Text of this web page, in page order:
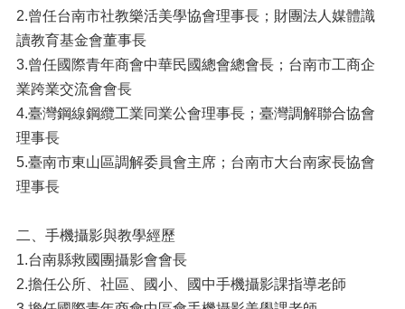
2.曾任台南市社教樂活美學協會理事長；財團法人媒體識
讀教育基金會董事長
3.曾任國際青年商會中華民國總會總會長；台南市工商企
業跨業交流會會長
4.臺灣鋼線鋼纜工業同業公會理事長；臺灣調解聯合協會
理事長
5.臺南市東山區調解委員會主席；台南市大台南家長協會
理事長
二、手機攝影與教學經歷
1.台南縣救國團攝影會會長
2.擔任公所、社區、國小、國中手機攝影課指導老師